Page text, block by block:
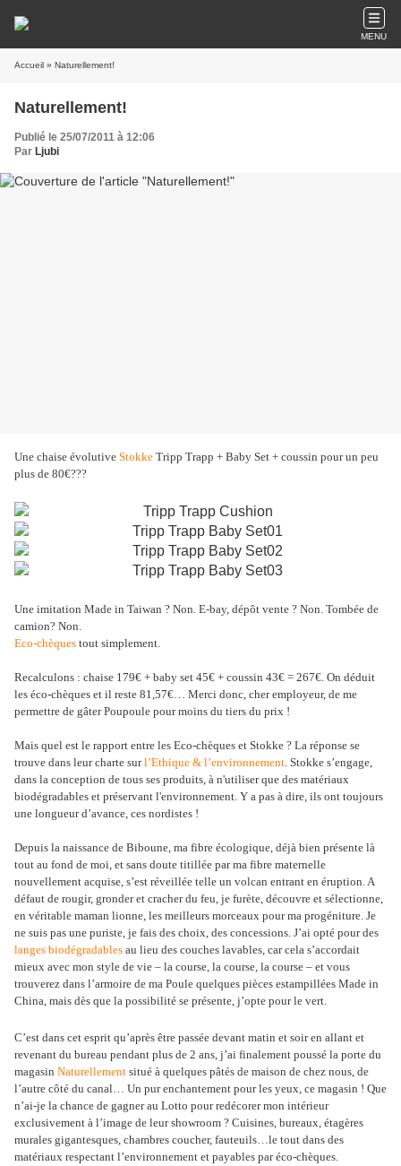
MENU
Accueil » Naturellement!
Naturellement!
Publié le 25/07/2011 à 12:06
Par Ljubi
Une chaise évolutive Stokke Tripp Trapp + Baby Set + coussin pour un peu
plus de 80€???
Une imitation Made in Taiwan ? Non. E-bay, dépôt vente ? Non. Tombée de
camion? Non.
Eco-chèques tout simplement.
Recalculons : chaise 179€ + baby set 45€ + coussin 43€ = 267€. On déduit
les éco-chèques et il reste 81,57€… Merci donc, cher employeur, de me
permettre de gâter Poupoule pour moins du tiers du prix !
Mais quel est le rapport entre les Eco-chèques et Stokke ? La réponse se
trouve dans leur charte surl’Ethique & l’environnement. Stokke s’engage,
dans la conception de tous ses produits, à n'utiliser que des matériaux
biodégradables et préservant l'environnement. Y a pas à dire, ils ont toujours
une longueur d’avance, ces nordistes !
Depuis la naissance de Biboune, ma fibre écologique, déjà bien présente là
tout au fond de moi, et sans doute titillée par ma fibre maternelle
nouvellement acquise, s’est réveillée telle un volcan entrant en éruption. A
défaut de rougir, gronder et cracher du feu, je furète, découvre et sélectionne,
en véritable maman lionne, les meilleurs morceaux pour ma progéniture. Je
ne suis pas une puriste, je fais des choix, des concessions. J’ai opté pour des
langes biodégradables au lieu des couches lavables, car cela s’accordait
mieux avec mon style de vie – la course, la course, la course – et vous
trouverez dans l’armoire de ma Poule quelques pièces estampillées Made in
China, mais dès que la possibilité se présente, j’opte pour le vert.
C’est dans cet esprit qu’après être passée devant matin et soir en allant et
revenant du bureau pendant plus de 2 ans, j’ai finalement poussé la porte du
magasin Naturellement situé à quelques pâtés de maison de chez nous, de
l’autre côté du canal… Un pur enchantement pour les yeux, ce magasin ! Que
n’ai-je la chance de gagner au Lotto pour redécorer mon intérieur
exclusivement à l’image de leur showroom ? Cuisines, bureaux, étagères
murales gigantesques, chambres coucher, fauteuils…le tout dans des
matériaux respectant l’environnement et payables par éco-chèques.